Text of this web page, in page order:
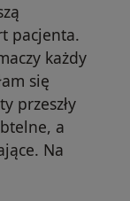
pacjenta.
każdy
się
przeszły
a
Na